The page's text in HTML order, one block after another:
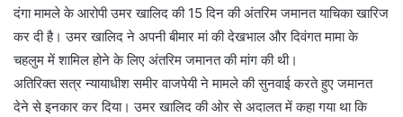
दंगा मामले के आरोपी उमर खालिद की 15 दिन की अंतरिम जमानत याचिका खारिज
कर दी है। उमर खालिद ने अपनी बीमार मां की देखभाल और दिवंगत मामा के
चहलुम में शामिल होने के लिए अंतरिम जमानत की मांग की थी।
अतिरिक्त सत्र न्यायाधीश समीर वाजपेयी ने मामले की सुनवाई करते हुए जमानत
देने से इनकार कर दिया। उमर खालिद की ओर से अदालत में कहा गया था कि